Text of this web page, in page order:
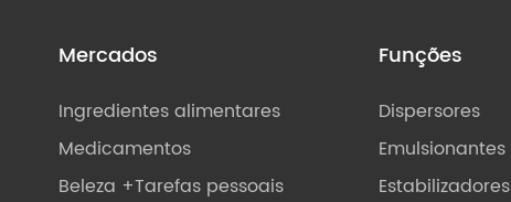
Mercados
Ingredientes alimentares
Medicamentos
Beleza +Tarefas pessoais
Funções
Dispersores
Emulsionantes
Estabilizadores